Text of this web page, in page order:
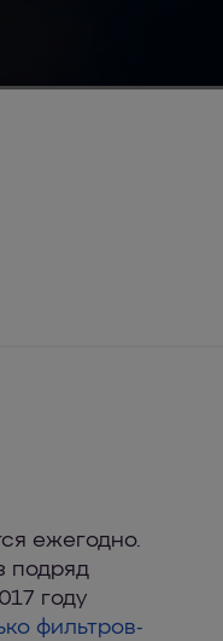
ежегодно.
подряд
году
фильтров-